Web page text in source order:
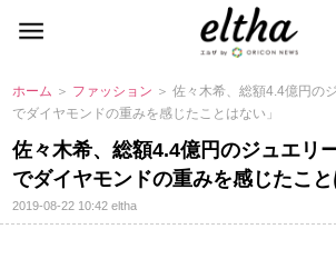
ホーム ＞ ファッション ＞ 佐々木希、総額4.4億円の
でダイヤモンドの重みを感じたことはない」
佐々木希、総額4.4億円のジュエリ
でダイヤモンドの重みを感じたこと
2019-08-22 10:42eltha